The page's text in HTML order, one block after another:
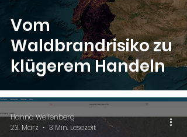
Vom
Waldbrandrisiko zu
klügerem Handeln
Hanna Wellenberg
23. März
3 Min. Lesezeit